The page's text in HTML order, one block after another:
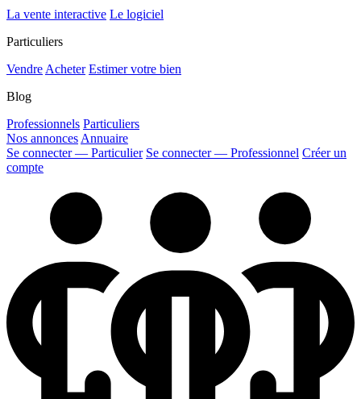
La vente interactive Le logiciel
Particuliers
Vendre Acheter Estimer votre bien
Blog
Professionnels Particuliers
Nos annonces Annuaire
Se connecter — Particulier Se connecter — Professionnel Créer un
compte